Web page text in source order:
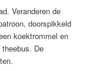
Veranderen de
doorspikkeld
koektrommel en
theebus. De